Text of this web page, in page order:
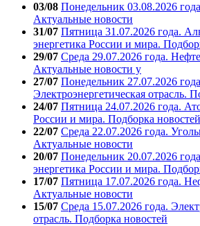
03/08 Понедельник 03.08.2026
Актуальные новости
31/07 Пятница 31.07.2026 года.
энергетика России и мира.
29/07 Среда 29.07.2026 года.
Актуальные новости у
27/07 Понедельник 27.07.2026
Электроэнергетическая отрасль.
24/07 Пятница 24.07.2026 года.
России и мира. Подборка новостей
22/07 Среда 22.07.2026 года.
Актуальные новости
20/07 Понедельник 20.07.2026
энергетика России и мира.
17/07 Пятница 17.07.2026 года.
Актуальные новости
15/07 Среда 15.07.2026 года.
отрасль. Подборка новостей